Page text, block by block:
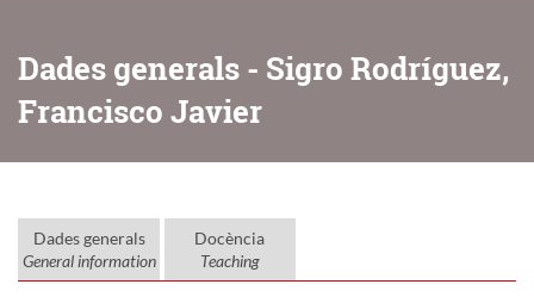
Dades generals - Sigro Rodríguez,
Francisco Javier
Dades generals
General information
Docència
Teaching